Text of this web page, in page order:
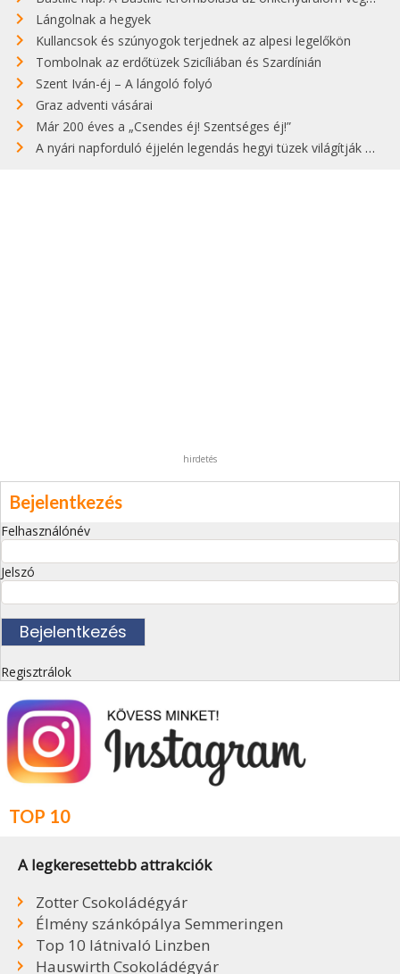
Lángolnak a hegyek
Kullancsok és szúnyogok terjednek az alpesi legelőkön
Tombolnak az erdőtüzek Szicíliában és Szardínián
Szent Iván-éj – A lángoló folyó
Graz adventi vásárai
Már 200 éves a „Csendes éj! Szentséges éj!”
A nyári napforduló éjjelén legendás hegyi tüzek világítják meg Zugspitzét
hirdetés
Bejelentkezés
Felhasználónév
Jelszó
Regisztrálok
TOP 10
A legkeresettebb attrakciók
Zotter Csokoládégyár
Élmény szánkópálya Semmeringen
Top 10 látnivaló Linzben
Hauswirth Csokoládégyár